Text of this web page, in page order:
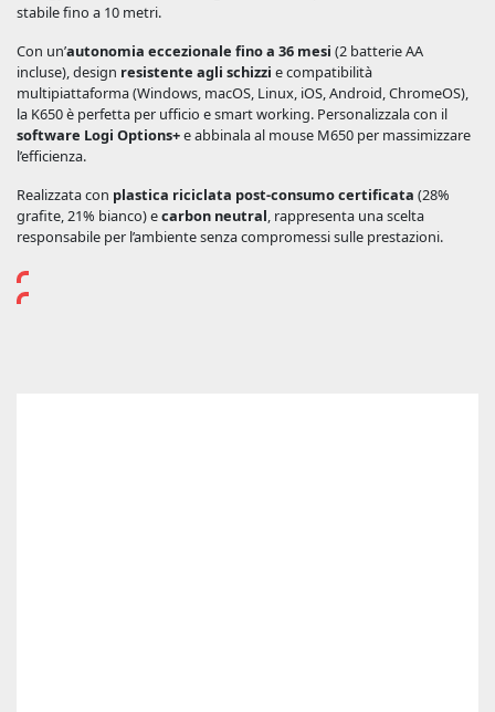
stabile fino a 10 metri.
Con un’autonomia eccezionale fino a 36 mesi (2 batterie AA
incluse), design resistente agli schizzi e compatibilità
multipiattaforma (Windows, macOS, Linux, iOS, Android, ChromeOS),
la K650 è perfetta per ufficio e smart working. Personalizzala con il
software Logi Options+e abbinala al mouse M650 per massimizzare
l’efficienza.
Realizzata con plastica riciclata post-consumo certificata (28%
grafite, 21% bianco) ecarbon neutral, rappresenta una scelta
responsabile per l’ambiente senza compromessi sulle prestazioni.